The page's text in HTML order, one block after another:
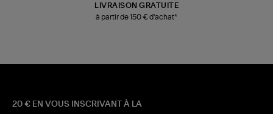
LIVRAISON GRATUITE
à partir de 150 € d'achat*
20 € EN VOUS INSCRIVANT À LA